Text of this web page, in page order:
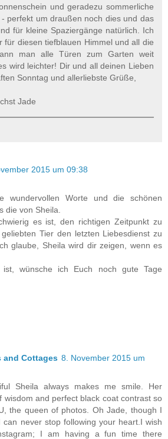
und geradezu sommerliche
perfekt um draußen noch dies und das
für kleine Spaziergänge natürlich. Ich
für diesen tiefblauen Himmel und all die
man alle Türen zum Garten weit
wird leichter! Dir und all deinen Lieben
Sonntag und allerliebste Grüße,
Jade
2015 um 09:38
wundervollen Worte und die schönen
die von Sheila.
es ist, den richtigen Zeitpunkt zu
Tier den letzten Liebesdienst zu
glaube, Sheila wird dir zeigen, wenn es
wünsche ich Euch noch gute Tage
and Cottages 8. November 2015 um
Sheila always makes me smile. Her
wisdom and perfect black coat contrast so
the queen of photos. Oh Jade, though I
can never stop following your heart.I wish
I am having a fun time there